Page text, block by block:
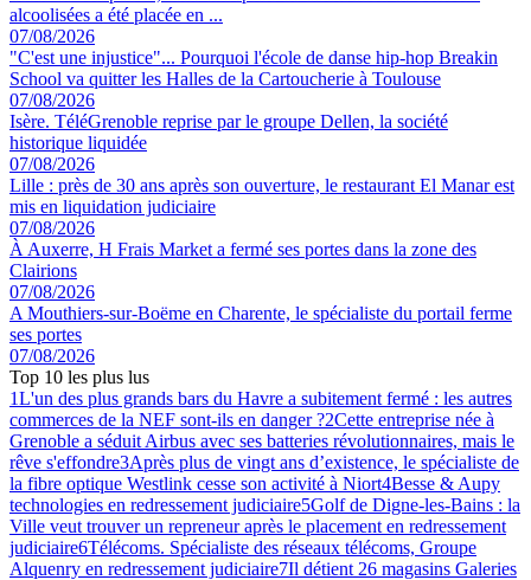
alcoolisées a été placée en ...
07/08/2026
"C'est une injustice"... Pourquoi l'école de danse hip-hop Breakin
School va quitter les Halles de la Cartoucherie à Toulouse
07/08/2026
Isère. TéléGrenoble reprise par le groupe Dellen, la société
historique liquidée
07/08/2026
Lille : près de 30 ans après son ouverture, le restaurant El Manar est
mis en liquidation judiciaire
07/08/2026
À Auxerre, H Frais Market a fermé ses portes dans la zone des
Clairions
07/08/2026
A Mouthiers-sur-Boëme en Charente, le spécialiste du portail ferme
ses portes
07/08/2026
Top 10 les plus lus
1L'un des plus grands bars du Havre a subitement fermé : les autres
commerces de la NEF sont-ils en danger ?2Cette entreprise née à
Grenoble a séduit Airbus avec ses batteries révolutionnaires, mais le
rêve s'effondre3Après plus de vingt ans d’existence, le spécialiste de
la fibre optique Westlink cesse son activité à Niort4Besse & Aupy
technologies en redressement judiciaire5Golf de Digne-les-Bains : la
Ville veut trouver un repreneur après le placement en redressement
judiciaire6Télécoms. Spécialiste des réseaux télécoms, Groupe
Alquenry en redressement judiciaire7Il détient 26 magasins Galeries